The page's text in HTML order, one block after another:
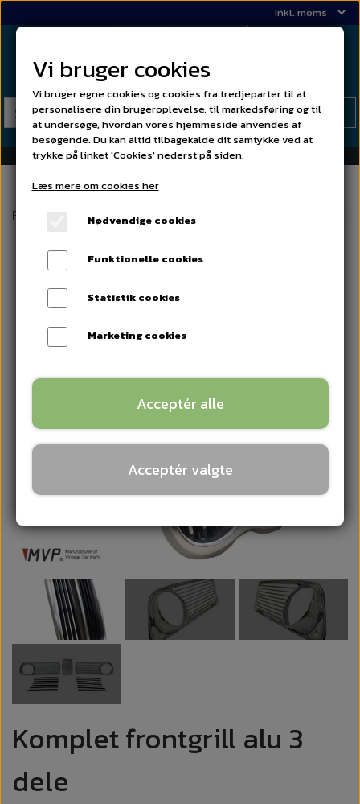
Forside 02 Lister og grill Komplet frontgrill alu 3 dele
Komplet frontgrill alu 3
dele
Vi bruger cookies
Vi bruger egne cookies og cookies fra tredjeparter til at
personalisere din brugeroplevelse, til markedsføring og til
at undersøge, hvordan vores hjemmeside anvendes af
besøgende. Du kan altid tilbagekalde dit samtykke ved at
trykke på linket 'Cookies' nederst på siden.
Læs mere om cookies her
Nødvendige cookies
Funktionelle cookies
Statistik cookies
Marketing cookies
Acceptér alle
Acceptér valgte